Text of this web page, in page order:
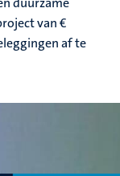
van €
af te